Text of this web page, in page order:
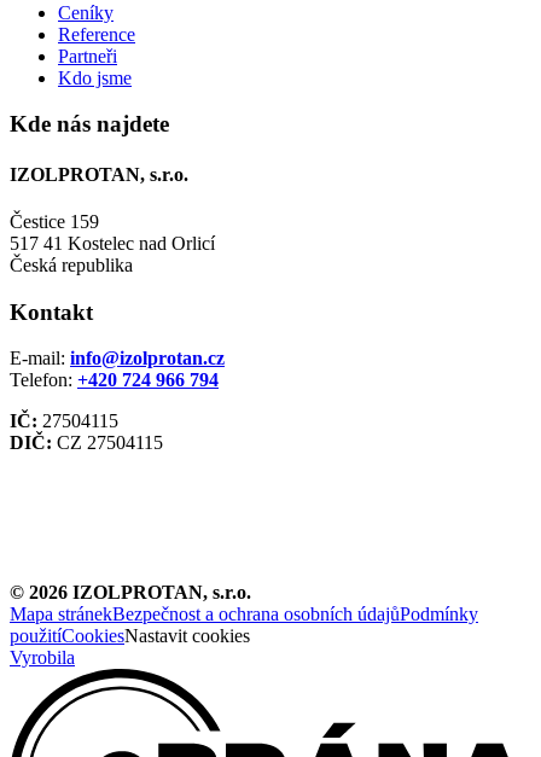
Ceníky
Reference
Partneři
Kdo jsme
Kde nás najdete
IZOLPROTAN, s.r.o.
Čestice 159
517 41 Kostelec nad Orlicí
Česká republika
Kontakt
E-mail: info@izolprotan.cz
Telefon: +420 724 966 794
IČ: 27504115
DIČ: CZ 27504115
© 2026 IZOLPROTAN, s.r.o.
Mapa stránekBezpečnost a ochrana osobních údajůPodmínky
použitíCookiesNastavit cookies
Vyrobila